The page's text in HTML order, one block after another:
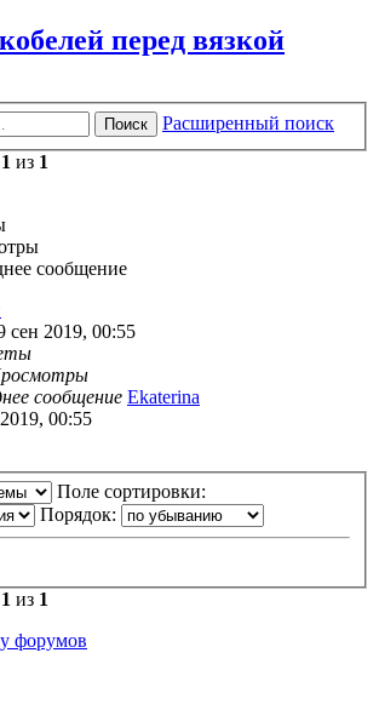
перед вязкой
Поиск
Расширенный поиск
1 из 1
сообщение
сен 2019, 00:55
сообщение Ekaterina
00:55
Поле сортировки:
Порядок:
1 из 1
форумов